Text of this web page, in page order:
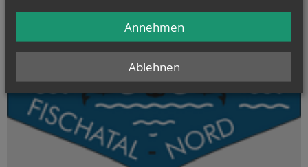
Ablehnen
Annehmen